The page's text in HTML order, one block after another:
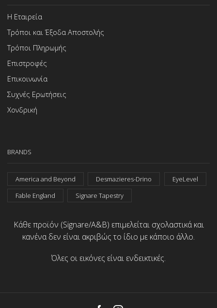
Η Εταιρεία
Τρόποι και Έξοδα Αποστολής
Τρόποι Πληρωμής
Επιστροφές
Επικοινωνία
Συχνές Ερωτήσεις
Χονδρική
BRANDS
America and Beyond Desmazieres-Drino
EyeLevel
Fable England
Signare Tapestry
Κάθε προϊόν (Signare/A&B) επιμελείται σχολαστικά και
κανένα δεν είναι ακριβώς το ίδιο με κάποιο άλλο.
Όλες οι εικόνες είναι ενδεικτικές.